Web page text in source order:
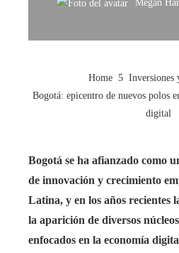
Home
Inversiones
Bogotá: epicentro de nuevos polos
digital
Bogotá se ha afianzado como
de innovación y crecimiento
Latina, y en los años recientes
la aparición de diversos
enfocados en la economía